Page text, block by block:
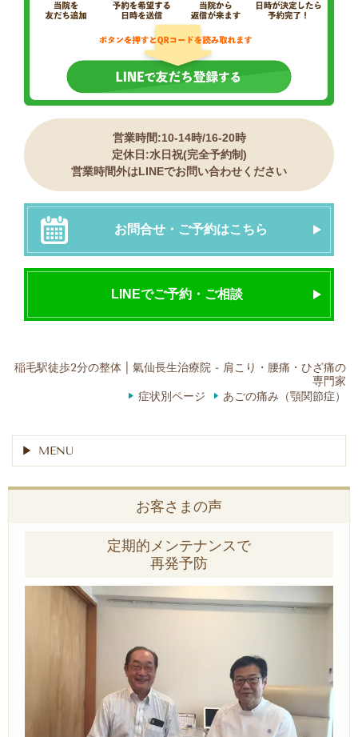
営業時間:10-14時/16-20時
定休日:水日祝(完全予約制)
営業時間外はLINEでお問い合わせください
お問合せ・ご予約はこちら
LINEでご予約・ご相談
稲毛駅徒歩2分の整体 | 氣仙長生治療院 - 肩こり・腰痛・ひざ痛の
専門家
症状別ページ
あごの痛み（顎関節症）
MENU
お客さまの声
定期的メンテナンスで
再発予防